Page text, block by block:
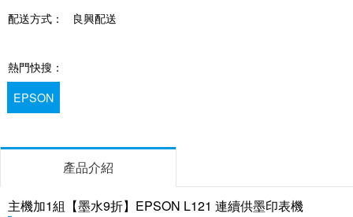
配送方式： 良興配送
熱門快搜：
EPSON
產品介紹
主機加1組【墨水9折】EPSON L121 連續供墨印表機